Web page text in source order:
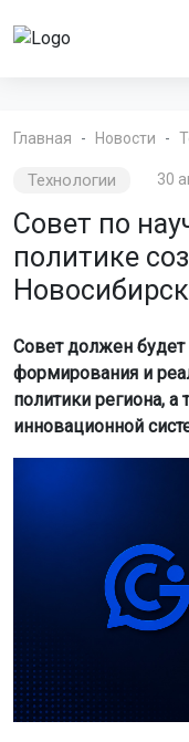
Главная Новости
Технологии 30
Совет по
политике
Совет должен будет
формирования и
политики региона,
инновационной